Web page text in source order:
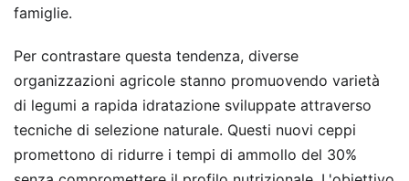
famiglie.
Per contrastare questa tendenza, diverse
organizzazioni agricole stanno promuovendo varietà
di legumi a rapida idratazione sviluppate attraverso
tecniche di selezione naturale. Questi nuovi ceppi
promettono di ridurre i tempi di ammollo del 30%